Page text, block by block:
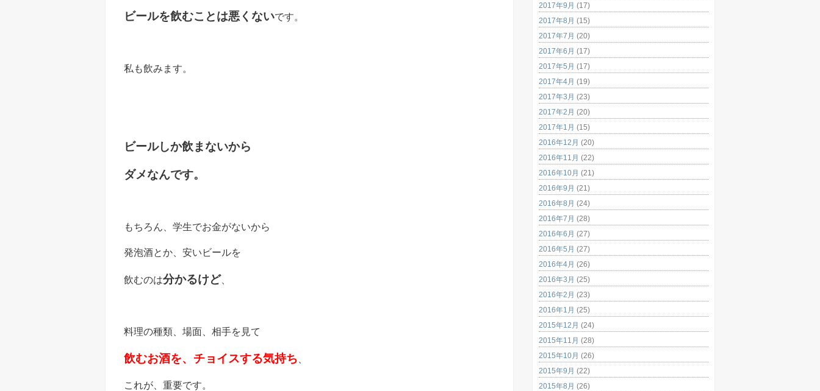
ビールを飲むことは悪くないです。
私も飲みます。
ビールしか飲まないから
ダメなんです。
もちろん、学生でお金がないから
発泡酒とか、安いビールを
飲むのは分かるけど
料理の種類、場面、相手を見て
飲むお酒を、チョイスする気持ち
これが、重要です。
2017年9月 (17)
2017年8月 (15)
2017年7月 (20)
2017年6月 (17)
2017年5月 (17)
2017年4月 (19)
2017年3月 (23)
2017年2月 (20)
2017年1月 (15)
2016年12月 (20)
2016年11月 (22)
2016年10月 (21)
2016年9月 (21)
2016年8月 (24)
2016年7月 (28)
2016年6月 (27)
2016年5月 (27)
2016年4月 (26)
2016年3月 (25)
2016年2月 (23)
2016年1月 (25)
2015年12月 (24)
2015年11月 (28)
2015年10月 (26)
2015年9月 (22)
2015年8月 (26)